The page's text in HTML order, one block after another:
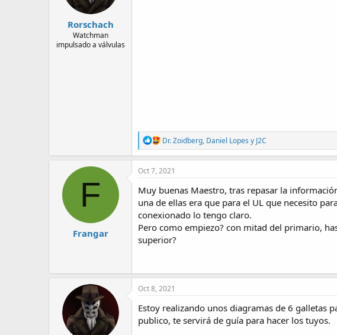
Rorschach
Watchman
impulsado a válvulas
R
e
a
c
i
o
n
s
:
Dr. Zoidberg, Daniel Lopes y J2C
F
Frangar
Oct 7, 2021
Muy buenas Maestro, tras repasar la
una de ellas era que para el UL que necesito
conexionado lo tengo claro.
Pero como empiezo? con mitad del primario,
superior?
Oct 8, 2021
Estoy realizando unos diagramas de 6 galletas
publico, te servirá de guía para hacer los tuyos.